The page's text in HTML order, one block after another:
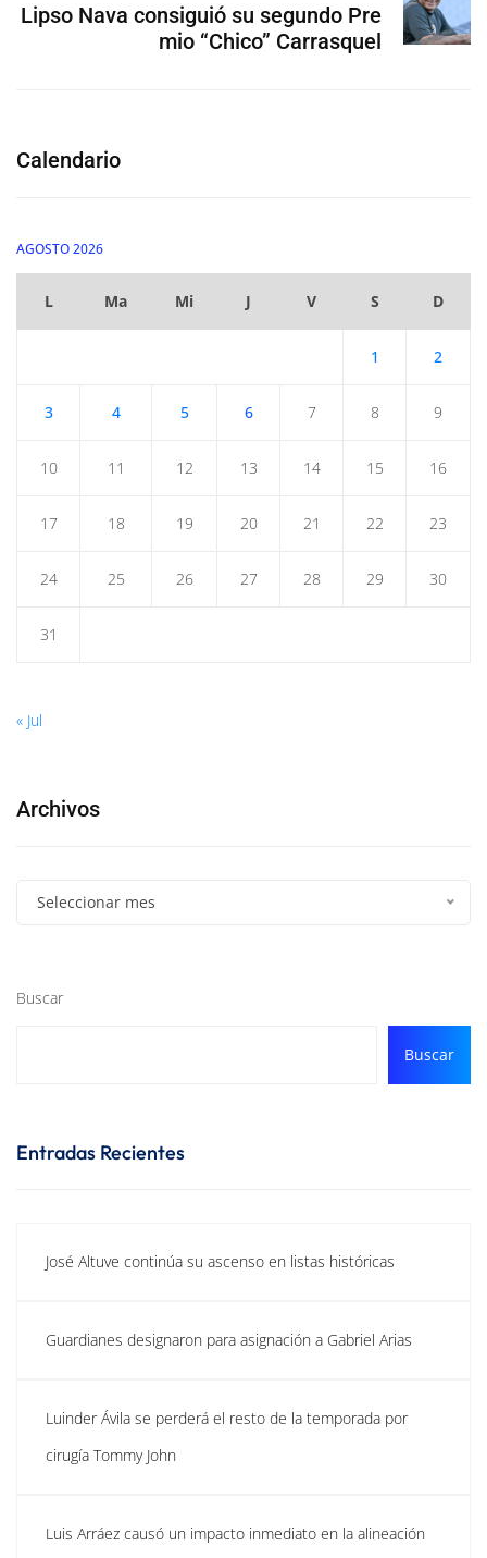
Lipso Nava consiguió su segundo Pre
mio “Chico” Carrasquel
Calendario
AGOSTO 2026
L Ma Mi J V S D
1 2
3 4 5 6 7 8 9
10 11 12 13 14 15 16
17 18 19 20 21 22 23
24 25 26 27 28 29 30
31
« Jul
Archivos
Seleccionar mes
Buscar
Buscar
Entradas Recientes
José Altuve continúa su ascenso en listas históricas
Guardianes designaron para asignación a Gabriel Arias
Luinder Ávila se perderá el resto de la temporada por
cirugía Tommy John
Luis Arráez causó un impacto inmediato en la alineación